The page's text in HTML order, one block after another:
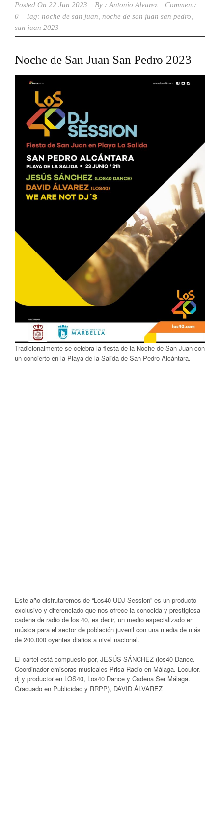
Posted On 22 Jun 2023 By : Antonio Álvarez
Comment:
0
Tag: noche de san juan noche de san juan san pedro
san juan 2023
Noche de San Juan San Pedro 2023
Tradicionalmente se celebra la fiesta de la Noche de San Juan con
un concierto en la Playa de la Salida de San Pedro Alcántara.
Este año disfrutaremos de “Los40 UDJ Session” es un producto
exclusivo y diferenciado que nos ofrece la conocida y prestigiosa
cadena de radio de los 40, es decir, un medio especializado en
música para el sector de población juvenil con una media de más
de 200.000 oyentes diarios a nivel nacional.
El cartel está compuesto por, JESÚS SÁNCHEZ (los40 Dance.
Coordinador emisoras musicales Prisa Radio en Málaga. Locutor,
dj y productor en LOS40, Los40 Dance y Cadena Ser Málaga.
Graduado en Publicidad y RRPP), DAVID ÁLVAREZ